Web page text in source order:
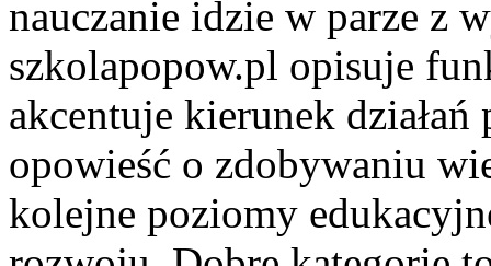
nauczanie idzie w parze z
szkolapopow.pl opisuje
akcentuje kierunek
opowieść o zdobywaniu
kolejne poziomy